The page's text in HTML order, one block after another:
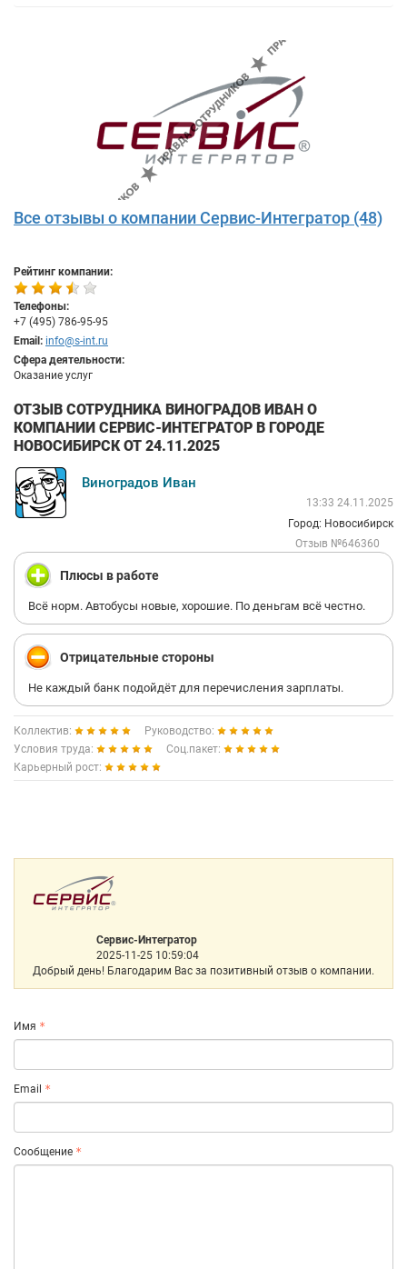
Все отзывы о компании Сервис-Интегратор (48)
Рейтинг компании:
Телефоны:
+7 (495) 786-95-95
Email: info@s-int.ru
Сфера деятельности:
Оказание услуг
ОТЗЫВ СОТРУДНИКА ВИНОГРАДОВ ИВАН О
КОМПАНИИ СЕРВИС-ИНТЕГРАТОР В ГОРОДЕ
НОВОСИБИРСК ОТ 24.11.2025
Виноградов Иван
13:33 24.11.2025
Город: Новосибирск
Отзыв №646360
Плюсы в работе
Всё норм. Автобусы новые, хорошие. По деньгам всё честно.
Отрицательные стороны
Не каждый банк подойдёт для перечисления зарплаты.
Коллектив:
Руководство:
Условия труда:
Соц.пакет:
Карьерный рост:
Сервис-Интегратор
2025-11-25 10:59:04
Добрый день! Благодарим Вас за позитивный отзыв о компании.
Имя
Email
Сообщение